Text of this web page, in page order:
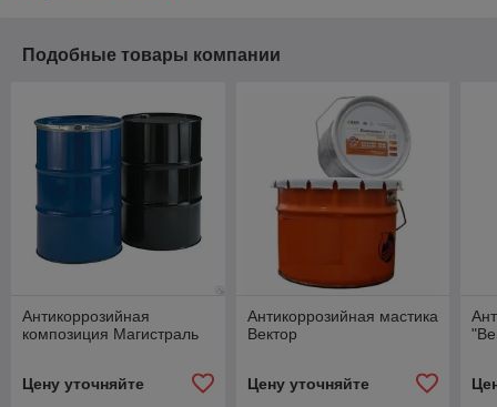
Подобные товары компании
Антикоррозийная
композиция Магистраль
Цену уточняйте
Антикоррозийная мастика
Вектор
Цену уточняйте